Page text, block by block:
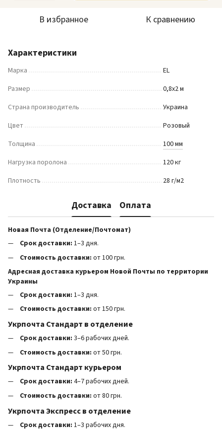
В избранное К сравнению
Характеристики
Марка
EL
Размер
0,8х2 м
Страна производитель
Украина
Цвет
Розовый
Толщина
100 мм
Нагрузка поролона
120 кг
Плотность
28 г/м2
Доставка Оплата
Новая Почта (Отделение/Почтомат)
Срок доставки: 1–3 дня.
Стоимость доставки: от 100 грн.
Адресная доставка курьером Новой Почты по территории
Украины
Срок доставки: 1–3 дня.
Стоимость доставки: от 150 грн.
Укрпочта Стандарт в отделение
Срок доставки: 3–6 рабочих дней.
Стоимость доставки: от 50 грн.
Укрпочта Стандарт курьером
Срок доставки: 4–7 рабочих дней.
Стоимость доставки: от 80 грн.
Укрпочта Экспресс в отделение
Срок доставки: 1–3 рабочих дня.